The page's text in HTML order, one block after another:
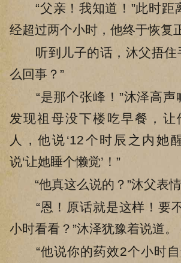
“父亲！我知道！”此时距
经超过两个小时，他终于恢复
听到儿子的话，沐父捂住
么回事？”
“是那个张峰！”沐泽高声
发现祖母没下楼吃早餐，让
人，他说‘12个时辰之内她
说‘让她睡个懒觉’！”
“他真这么说的？”沐父表情
“恩！原话就是这样！要
小时看看？”沐泽犹豫着说道。
“他说你的药效2个小时自